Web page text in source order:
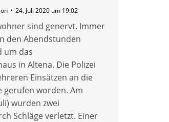
24. Juli 2020 um 19:02
sind genervt. Immer
den Abendstunden
um das
in Altena. Die Polizei
Einsätzen an die
gerufen worden. Am
wurden zwei
Schläge verletzt. Einer